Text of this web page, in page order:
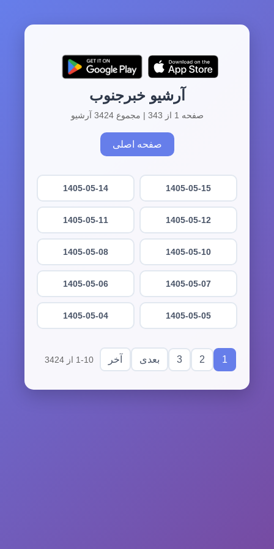
آرشیو خبرجنوب
صفحه 1 از 343 | مجموع 3424 آرشیو
صفحه اصلی
1405-05-15
1405-05-14
1405-05-12
1405-05-11
1405-05-10
1405-05-08
1405-05-07
1405-05-06
1405-05-05
1405-05-04
1
2
3 بعدی آخر 1-10 از 3424